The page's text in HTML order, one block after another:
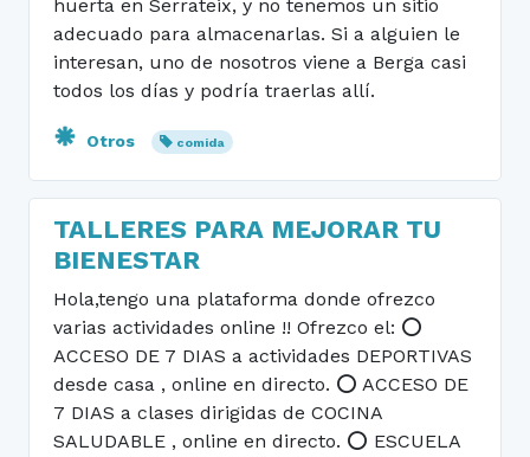
huerta en Serrateix, y no tenemos un sitio
adecuado para almacenarlas. Si a alguien le
interesan, uno de nosotros viene a Berga casi
todos los días y podría traerlas allí.
Otros comida
TALLERES PARA MEJORAR TU
BIENESTAR
Hola,tengo una plataforma donde ofrezco
varias actividades online !! Ofrezco el: ⭕️
ACCESO DE 7 DIAS a actividades DEPORTIVAS
desde casa , online en directo. ⭕️ ACCESO DE
7 DIAS a clases dirigidas de COCINA
SALUDABLE , online en directo. ⭕️ ESCUELA